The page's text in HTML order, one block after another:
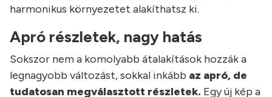
harmonikus környezetet alakíthatsz ki.
Apró részletek, nagy hatás
Sokszor nem a komolyabb átalakítások hozzák a
legnagyobb változást, sokkal inkább az apró, de
tudatosan megválasztott részletek. Egy új kép a